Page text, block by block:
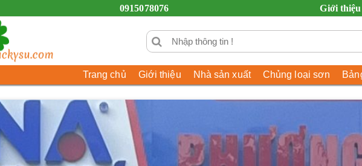
0915078076 Giới thiệu
Trang chủ Giới thiệu Nhà sản xuất Chủng loại sơn